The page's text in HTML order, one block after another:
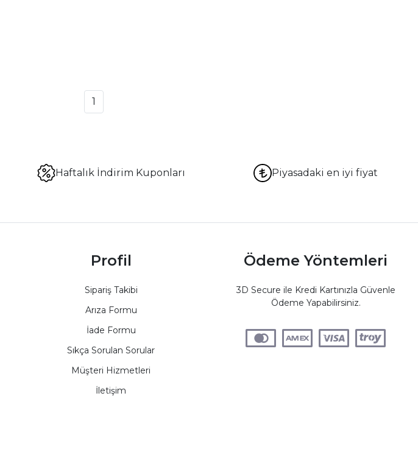
1
Haftalık İndirim Kuponları Piyasadaki en iyi fiyat
Profil
Sipariş Takibi
Arıza Formu
İade Formu
Sıkça Sorulan Sorular
Müşteri Hizmetleri
İletişim
Ödeme Yöntemleri
3D Secure ile Kredi Kartınızla Güvenle
Ödeme Yapabilirsiniz.